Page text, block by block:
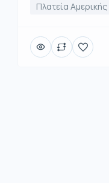
Πλατεία Αμερικής